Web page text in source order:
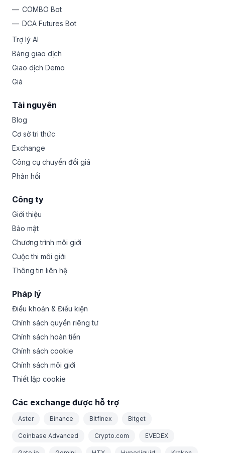
COMBO Bot
DCA Futures Bot
Trợ lý AI
Bảng giao dịch
Giao dịch Demo
Giá
Tài nguyên
Blog
Cơ sở tri thức
Exchange
Công cụ chuyển đổi giá
Phản hồi
Công ty
Giới thiệu
Bảo mật
Chương trình môi giới
Cuộc thi môi giới
Thông tin liên hệ
Pháp lý
Điều khoản & Điều kiện
Chính sách quyền riêng tư
Chính sách hoàn tiền
Chính sách cookie
Chính sách môi giới
Thiết lập cookie
Các exchange được hỗ trợ
Aster Binance Bitfinex Bitget
Coinbase Advanced Crypto.com EVEDEX